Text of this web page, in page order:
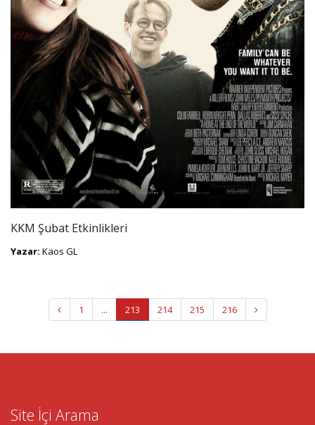
KKM Şubat Etkinlikleri
Yazar: Kaos GL
1 ... 213 214 215 216
Site İçi Arama